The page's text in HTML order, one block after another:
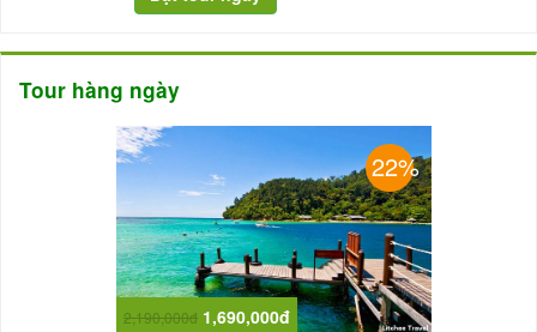
Tour hàng ngày
22%
2,190,000đ 1,690,000đ